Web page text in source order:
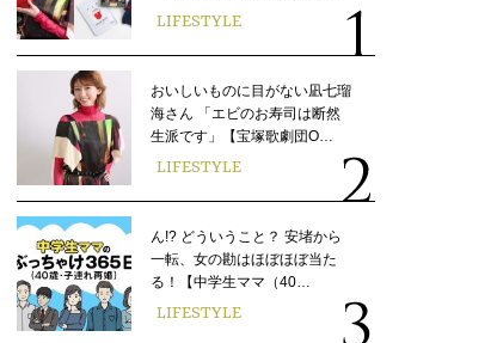
LIFESTYLE
おいしいものに目がない凪七瑠
海さん 「エビのお寿司は断然
生派です」【宝塚歌劇団O…
LIFESTYLE
ん!? どういうこと？ 安堵から
一転、女の勘はほぼほぼ当た
る！【中学生ママ（40…
LIFESTYLE